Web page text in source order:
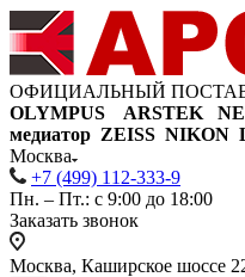
ОФИЦИАЛЬНЫЙ
OLYMPUS ARSTEK
медиатор ZEISS NIKON
Москва
+7 (499) 112-333-9
Пн. – Пт.: с 9:00 до 18:00
Заказать звонок
Москва, Каширское шоссе